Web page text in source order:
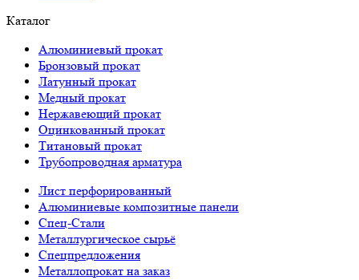
Каталог
Алюминиевый прокат
Бронзовый прокат
Латунный прокат
Медный прокат
Нержавеющий прокат
Оцинкованный прокат
Титановый прокат
Трубопроводная арматура
Лист перфорированный
Алюминиевые композитные панели
Спец-Стали
Металлургическое сырьё
Спецпредложения
Металлопрокат на заказ